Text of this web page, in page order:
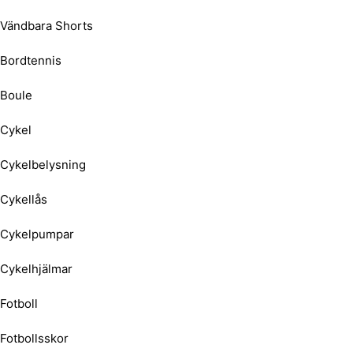
Vändbara Shorts
Bordtennis
Boule
Cykel
Cykelbelysning
Cykellås
Cykelpumpar
Cykelhjälmar
Fotboll
Fotbollsskor